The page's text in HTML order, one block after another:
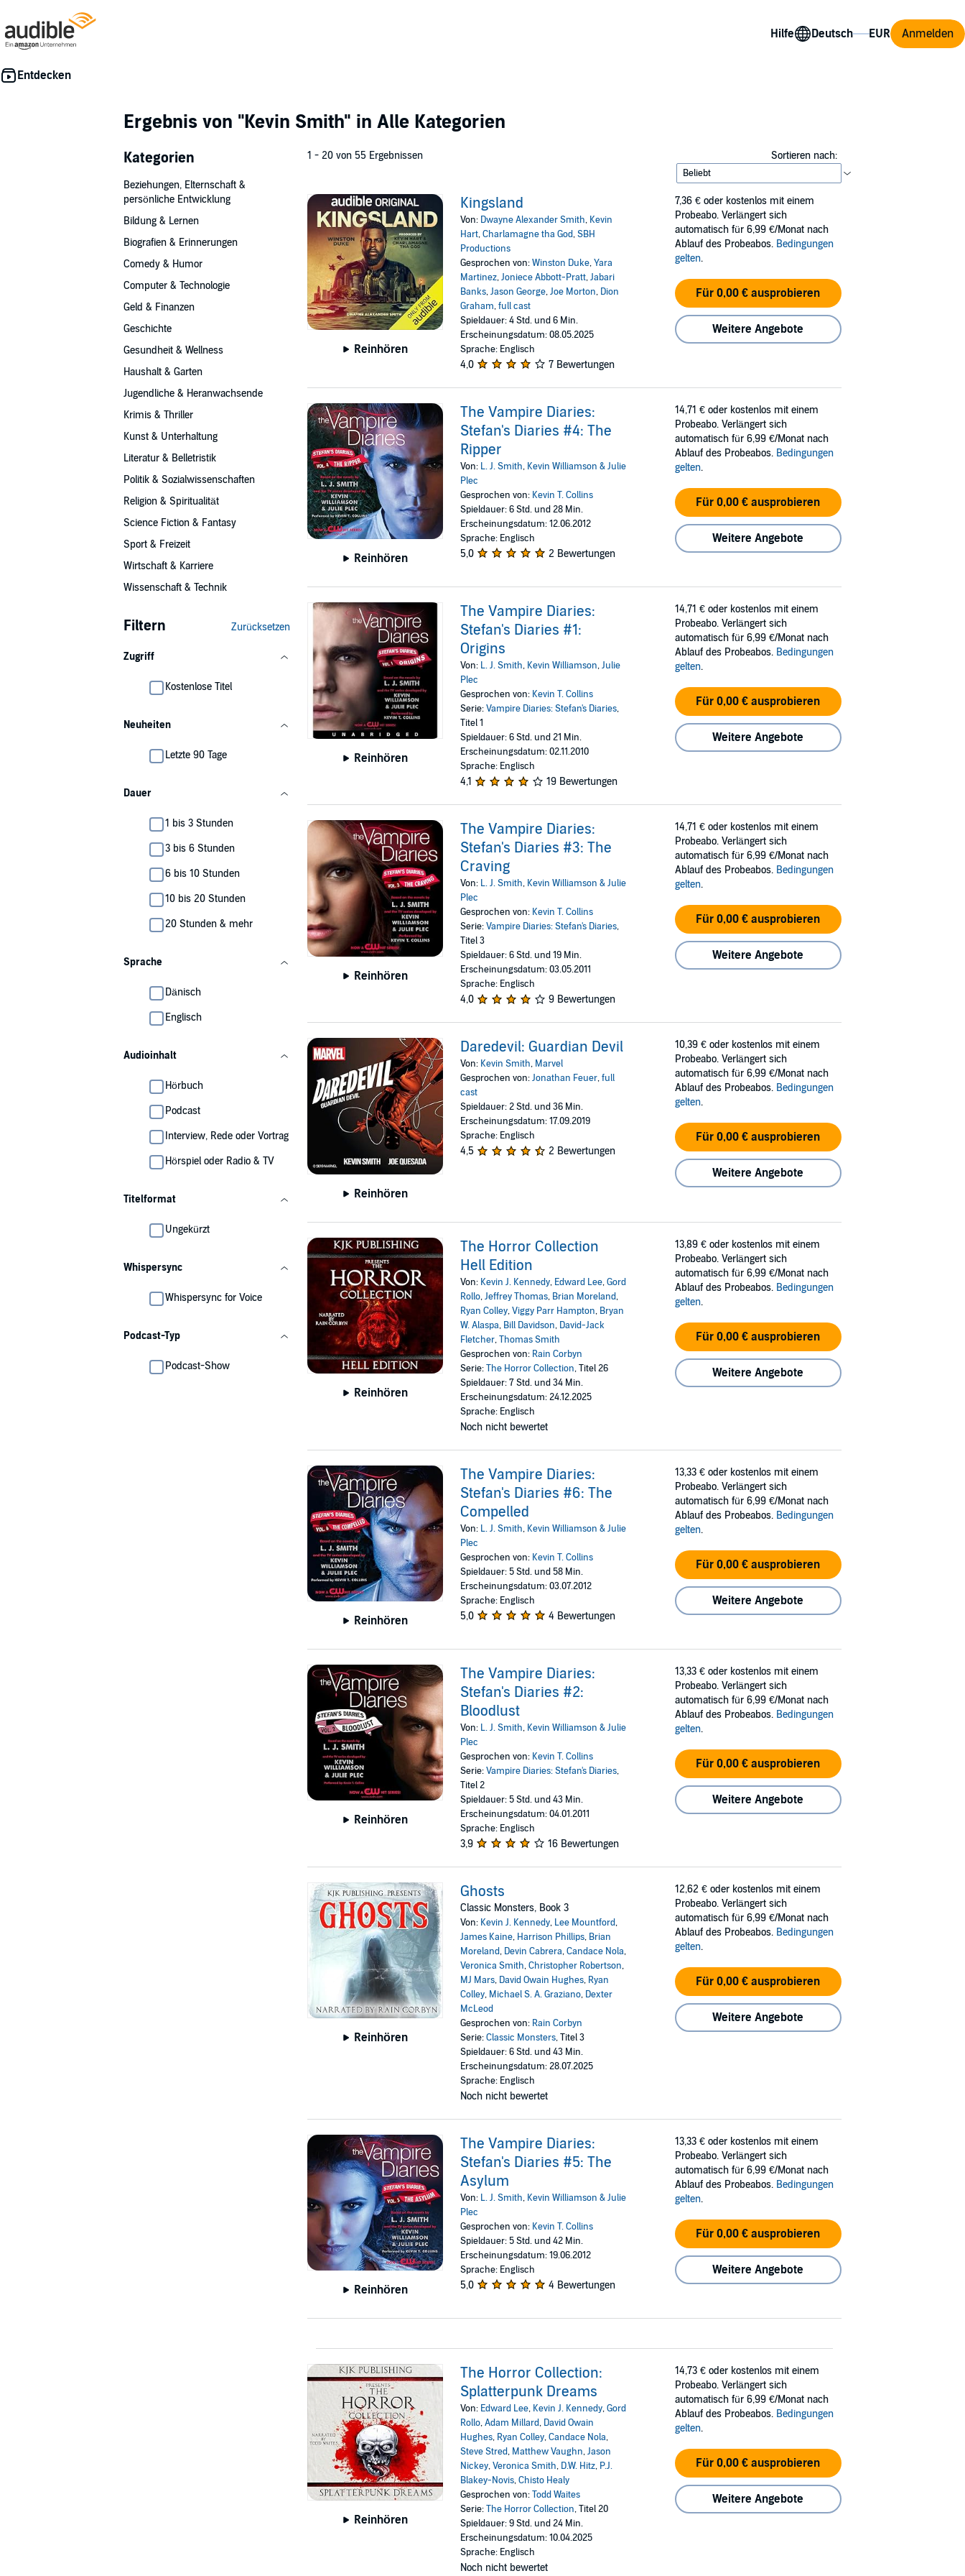
Hilfe Anmelden
Ergebnis von "Kevin Smith" in Alle Kategorien
Kategorien
Beziehungen, Elternschaft &
persönliche Entwicklung
Bildung & Lernen
Biografien & Erinnerungen
Comedy & Humor
Computer & Technologie
Geld & Finanzen
Geschichte
Gesundheit & Wellness
Haushalt & Garten
Jugendliche & Heranwachsende
Krimis & Thriller
Kunst & Unterhaltung
Literatur & Belletristik
Politik & Sozialwissenschaften
Religion & Spiritualität
Science Fiction & Fantasy
Sport & Freizeit
Wirtschaft & Karriere
Wissenschaft & Technik
Filtern Zurücksetzen
Zugriff
Kostenlose Titel
Neuheiten
Letzte 90 Tage
Dauer
1 bis 3 Stunden
3 bis 6 Stunden
6 bis 10 Stunden
10 bis 20 Stunden
20 Stunden & mehr
Sprache
Dänisch
Englisch
Audioinhalt
Hörbuch
Podcast
Interview, Rede oder Vortrag
Hörspiel oder Radio & TV
Titelformat
Ungekürzt
Whispersync
Whispersync for Voice
Podcast-Typ
Podcast-Show
1 - 20 von 55 Ergebnissen Sortieren nach:
Reinhören
Kingsland
Von: Dwayne Alexander Smith, Kevin
Hart,Charlamagne tha God,SBH
Productions
Gesprochen von:Winston Duke,Yara
Martinez,Joniece Abbott-Pratt,Jabari
Banks,Jason George,Joe Morton, Dion
Graham,full cast
Spieldauer: 4 Std. und 6 Min.
Erscheinungsdatum: 08.05.2025
Sprache: Englisch
4,0 7 Bewertungen
7,36 € oder kostenlos mit einem
Probeabo. Verlängert sich
automatisch für 6,99 €/Monat nach
Ablauf des Probeabos. Bedingungen
gelten.
Für 0,00 € ausprobieren
Weitere Angebote
Reinhören
The Vampire Diaries:
Stefan's Diaries #4: The
Ripper
Von: L. J. Smith, Kevin Williamson & Julie
Plec
Gesprochen von: Kevin T. Collins
Spieldauer: 6 Std. und 28 Min.
Erscheinungsdatum: 12.06.2012
Sprache: Englisch
5,0 2 Bewertungen
14,71 € oder kostenlos mit einem
Probeabo. Verlängert sich
automatisch für 6,99 €/Monat nach
Ablauf des Probeabos. Bedingungen
gelten.
Für 0,00 € ausprobieren
Weitere Angebote
Reinhören
The Vampire Diaries:
Stefan's Diaries #1:
Origins
Von: L. J. Smith, Kevin Williamson,Julie
Plec
Gesprochen von: Kevin T. Collins
Serie:Vampire Diaries: Stefan's Diaries,
Titel 1
Spieldauer: 6 Std. und 21 Min.
Erscheinungsdatum: 02.11.2010
Sprache: Englisch
4,1 19 Bewertungen
14,71 € oder kostenlos mit einem
Probeabo. Verlängert sich
automatisch für 6,99 €/Monat nach
Ablauf des Probeabos. Bedingungen
gelten.
Für 0,00 € ausprobieren
Weitere Angebote
Reinhören
The Vampire Diaries:
Stefan's Diaries #3: The
Craving
Von: L. J. Smith, Kevin Williamson & Julie
Plec
Gesprochen von: Kevin T. Collins
Serie:Vampire Diaries: Stefan's Diaries,
Titel 3
Spieldauer: 6 Std. und 19 Min.
Erscheinungsdatum: 03.05.2011
Sprache: Englisch
4,0 9 Bewertungen
14,71 € oder kostenlos mit einem
Probeabo. Verlängert sich
automatisch für 6,99 €/Monat nach
Ablauf des Probeabos. Bedingungen
gelten.
Für 0,00 € ausprobieren
Weitere Angebote
Reinhören
Daredevil: Guardian Devil
Von: Kevin Smith, Marvel
Gesprochen von:Jonathan Feuer,full
cast
Spieldauer: 2 Std. und 36 Min.
Erscheinungsdatum: 17.09.2019
Sprache: Englisch
4,5 2 Bewertungen
10,39 € oder kostenlos mit einem
Probeabo. Verlängert sich
automatisch für 6,99 €/Monat nach
Ablauf des Probeabos. Bedingungen
gelten.
Für 0,00 € ausprobieren
Weitere Angebote
Reinhören
The Horror Collection
Hell Edition
Von: Kevin J. Kennedy, Edward Lee,Gord
Rollo,Jeffrey Thomas, Brian Moreland,
Ryan Colley,Viggy Parr Hampton, Bryan
W. Alaspa, Bill Davidson, David-Jack
Fletcher,Thomas Smith
Gesprochen von: Rain Corbyn
Serie:The Horror Collection, Titel 26
Spieldauer: 7 Std. und 34 Min.
Erscheinungsdatum: 24.12.2025
Sprache: Englisch
Noch nicht bewertet
13,89 € oder kostenlos mit einem
Probeabo. Verlängert sich
automatisch für 6,99 €/Monat nach
Ablauf des Probeabos. Bedingungen
gelten.
Für 0,00 € ausprobieren
Weitere Angebote
Reinhören
The Vampire Diaries:
Stefan's Diaries #6: The
Compelled
Von: L. J. Smith, Kevin Williamson & Julie
Plec
Gesprochen von: Kevin T. Collins
Spieldauer: 5 Std. und 58 Min.
Erscheinungsdatum: 03.07.2012
Sprache: Englisch
5,0 4 Bewertungen
13,33 € oder kostenlos mit einem
Probeabo. Verlängert sich
automatisch für 6,99 €/Monat nach
Ablauf des Probeabos. Bedingungen
gelten.
Für 0,00 € ausprobieren
Weitere Angebote
Reinhören
The Vampire Diaries:
Stefan's Diaries #2:
Bloodlust
Von: L. J. Smith, Kevin Williamson & Julie
Plec
Gesprochen von: Kevin T. Collins
Serie:Vampire Diaries: Stefan's Diaries,
Titel 2
Spieldauer: 5 Std. und 43 Min.
Erscheinungsdatum: 04.01.2011
Sprache: Englisch
3,9 16 Bewertungen
13,33 € oder kostenlos mit einem
Probeabo. Verlängert sich
automatisch für 6,99 €/Monat nach
Ablauf des Probeabos. Bedingungen
gelten.
Für 0,00 € ausprobieren
Weitere Angebote
Reinhören
Ghosts
Classic Monsters, Book 3
Von: Kevin J. Kennedy, Lee Mountford,
James Kaine, Harrison Phillips, Brian
Moreland, Devin Cabrera,Candace Nola,
Veronica Smith,Christopher Robertson,
MJ Mars, David Owain Hughes, Ryan
Colley, Michael S. A. Graziano, Dexter
McLeod
Gesprochen von: Rain Corbyn
Serie:Classic Monsters, Titel 3
Spieldauer: 6 Std. und 43 Min.
Erscheinungsdatum: 28.07.2025
Sprache: Englisch
Noch nicht bewertet
12,62 € oder kostenlos mit einem
Probeabo. Verlängert sich
automatisch für 6,99 €/Monat nach
Ablauf des Probeabos. Bedingungen
gelten.
Für 0,00 € ausprobieren
Weitere Angebote
Reinhören
The Vampire Diaries:
Stefan's Diaries #5: The
Asylum
Von: L. J. Smith, Kevin Williamson & Julie
Plec
Gesprochen von: Kevin T. Collins
Spieldauer: 5 Std. und 42 Min.
Erscheinungsdatum: 19.06.2012
Sprache: Englisch
5,0 4 Bewertungen
13,33 € oder kostenlos mit einem
Probeabo. Verlängert sich
automatisch für 6,99 €/Monat nach
Ablauf des Probeabos. Bedingungen
gelten.
Für 0,00 € ausprobieren
Weitere Angebote
Reinhören
The Horror Collection:
Splatterpunk Dreams
Von: Edward Lee, Kevin J. Kennedy,Gord
Rollo,Adam Millard, David Owain
Hughes, Ryan Colley,Candace Nola,
Steve Stred, Matthew Vaughn,Jason
Nickey,Veronica Smith, D.W. Hitz, P.J.
Blakey-Novis,Chisto Healy
Gesprochen von:Todd Waites
Serie:The Horror Collection, Titel 20
Spieldauer: 9 Std. und 24 Min.
Erscheinungsdatum: 10.04.2025
Sprache: Englisch
Noch nicht bewertet
14,73 € oder kostenlos mit einem
Probeabo. Verlängert sich
automatisch für 6,99 €/Monat nach
Ablauf des Probeabos. Bedingungen
gelten.
Für 0,00 € ausprobieren
Weitere Angebote